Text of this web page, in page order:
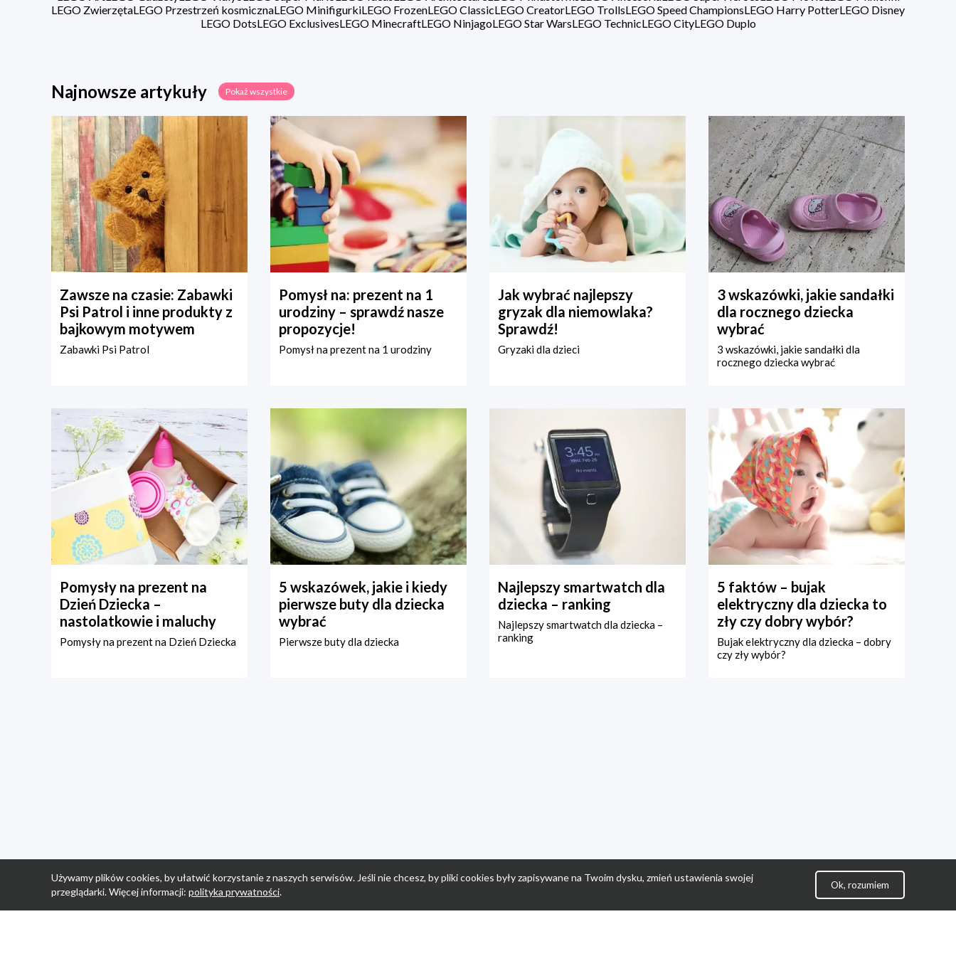
LEGO ZwierzętaLEGO Przestrzeń kosmicznaLEGO MinifigurkiLEGO FrozenLEGO ClassicLEGO CreatorLEGO TrollsLEGO Speed ChampionsLEGO Harry PotterLEGO Disney
LEGO DotsLEGO ExclusivesLEGO MinecraftLEGO NinjagoLEGO Star WarsLEGO TechnicLEGO CityLEGO Duplo
Najnowsze artykuły Pokaż wszystkie
Zawsze na czasie: Zabawki
Psi Patrol i inne produkty z
bajkowym motywem
Zabawki Psi Patrol
Pomysł na: prezent na 1
urodziny – sprawdź nasze
propozycje!
Pomysł na prezent na 1 urodziny
Jak wybrać najlepszy
gryzak dla niemowlaka?
Sprawdź!
Gryzaki dla dzieci
3 wskazówki, jakie sandałki
dla rocznego dziecka
wybrać
3 wskazówki, jakie sandałki dla
rocznego dziecka wybrać
Pomysły na prezent na
Dzień Dziecka –
nastolatkowie i maluchy
Pomysły na prezent na Dzień Dziecka
5 wskazówek, jakie i kiedy
pierwsze buty dla dziecka
wybrać
Pierwsze buty dla dziecka
Najlepszy smartwatch dla
dziecka – ranking
Najlepszy smartwatch dla dziecka –
ranking
5 faktów – bujak
elektryczny dla dziecka to
zły czy dobry wybór?
Bujak elektryczny dla dziecka – dobry
czy zły wybór?
Używamy plików cookies, by ułatwić korzystanie z naszych serwisów. Jeśli nie chcesz, by pliki cookies były zapisywane na Twoim dysku, zmień ustawienia swojej
przeglądarki. Więcej informacji: polityka prywatności.
Ok, rozumiem